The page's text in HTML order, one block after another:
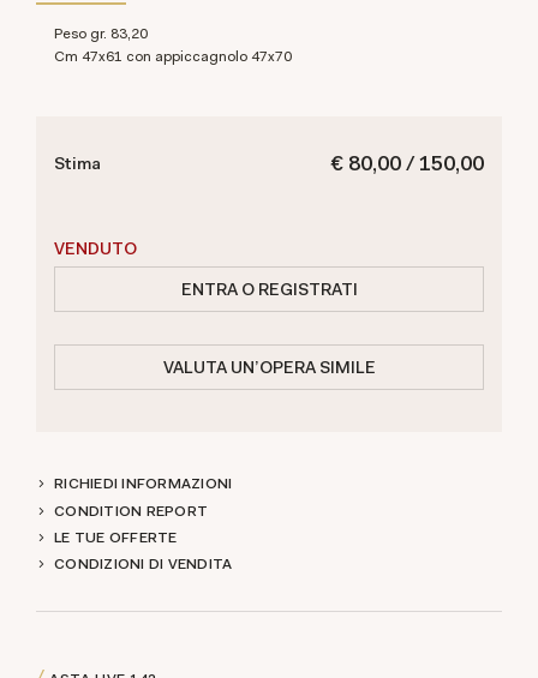
Peso gr. 83,20
cm 47x61 con appiccagnolo 47x70
€ 80,00 / 150,00
Stima
VENDUTO
ENTRA O REGISTRATI
VALUTA UN'OPERA SIMILE
RICHIEDI INFORMAZIONI
CONDITION REPORT
LE TUE OFFERTE
CONDIZIONI DI VENDITA